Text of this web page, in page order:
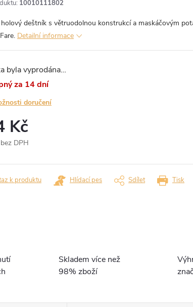
10010111802
deštník s větruodolnou konstrukcí a maskáčovým
Detailní informace
byla vyprodána…
za 14 dní
doručení
Kč
DPH
Tisk
k produktu Hlídací pes Sdílet
Skladem více než
98% zboží